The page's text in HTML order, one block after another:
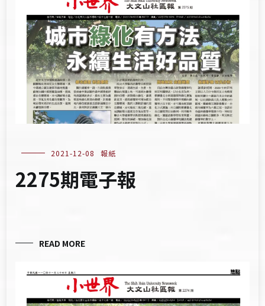
2021-12-08 報紙
2275期電子報
READ MORE